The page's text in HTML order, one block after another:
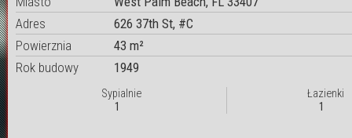
Adres
626 37th St, #C
Powierznia
43 m²
Rok budowy
1949
Sypialnie
1
Łazienki
1